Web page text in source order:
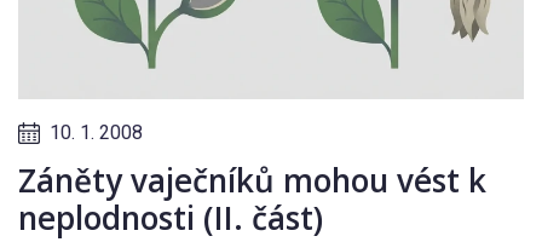
10. 1. 2008
Záněty vaječníků mohou vést k
neplodnosti (II. část)